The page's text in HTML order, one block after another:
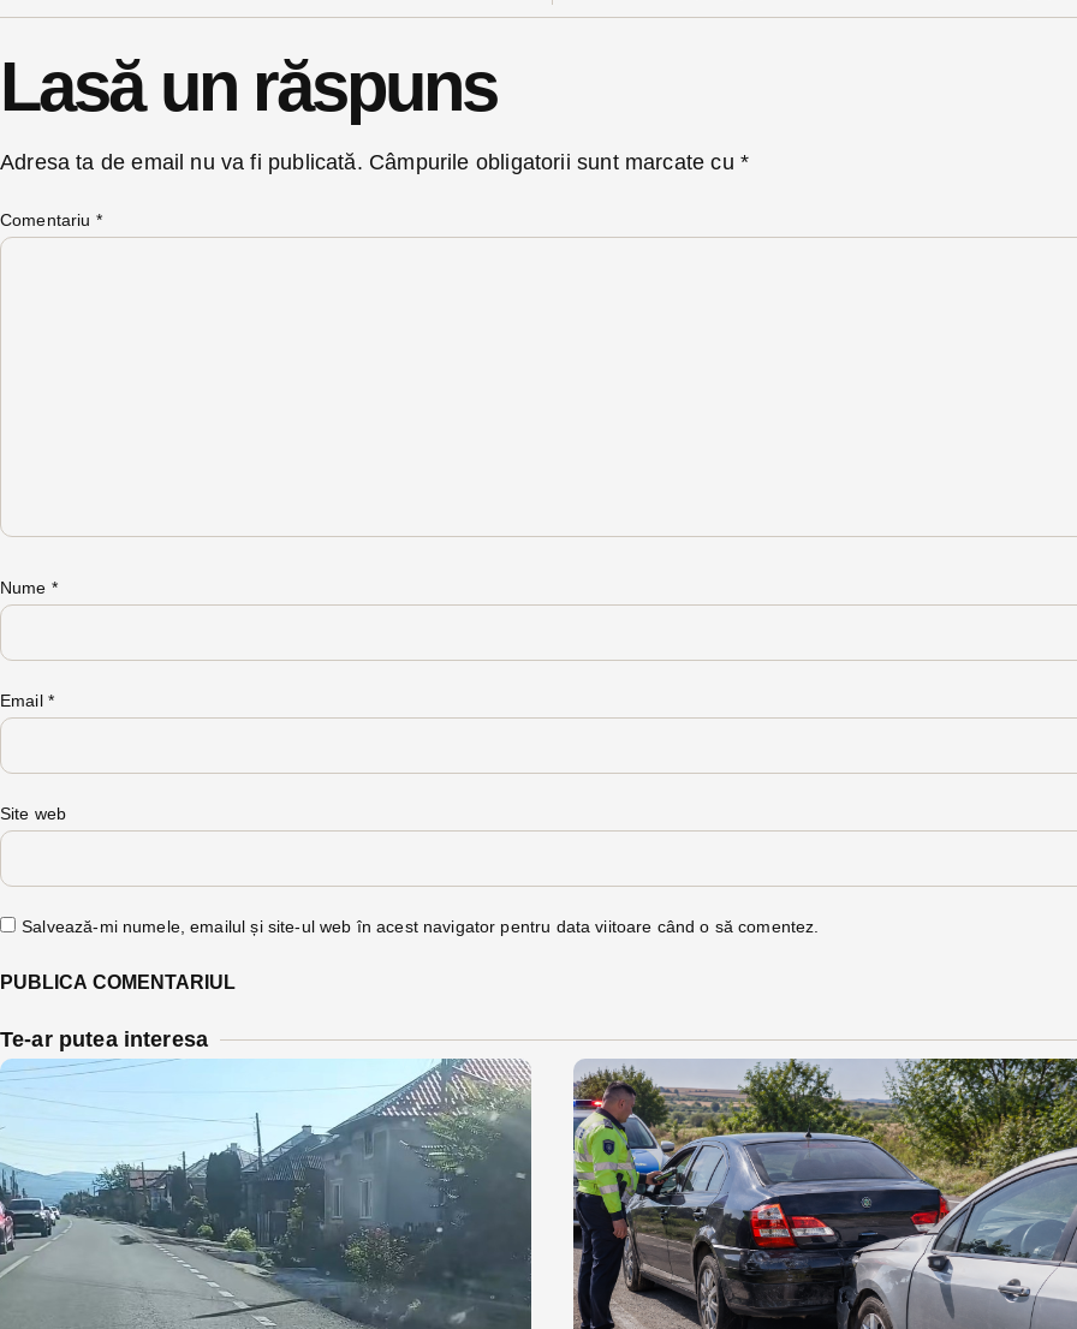
Lasă un răspuns
Adresa ta de email nu va fi publicată. Câmpurile obligatorii sunt marcate cu *
Comentariu *
Nume *
Email *
Site web
Salvează-mi numele, emailul și site-ul web în acest navigator pentru data viitoare când o să comentez.
Te-ar putea interesa